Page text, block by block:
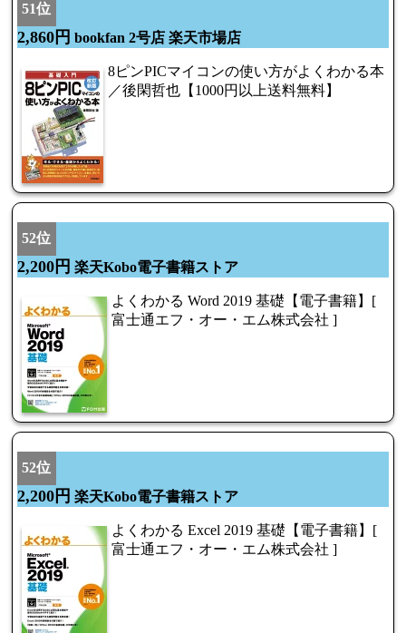
51位
2,860円 bookfan 2号店 楽天市場店
8ピンPICマイコンの使い方がよくわかる本
／後閑哲也【1000円以上送料無料】
52位
2,200円 楽天Kobo電子書籍ストア
よくわかる Word 2019 基礎【電子書籍】[
富士通エフ・オー・エム株式会社 ]
52位
2,200円 楽天Kobo電子書籍ストア
よくわかる Excel 2019 基礎【電子書籍】[
富士通エフ・オー・エム株式会社 ]